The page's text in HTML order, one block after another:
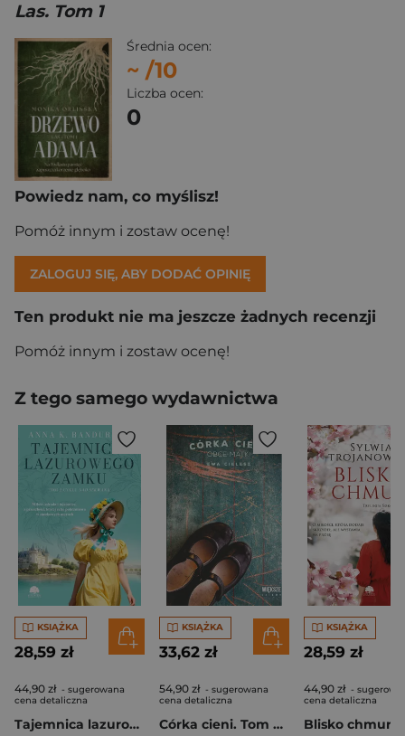
Las. Tom 1
Średnia ocen:
~ /10
Liczba ocen:
0
Powiedz nam, co myślisz!
Pomóż innym i zostaw ocenę!
ZALOGUJ SIĘ, ABY DODAĆ OPINIĘ
Ten produkt nie ma jeszcze żadnych recenzji
Pomóż innym i zostaw ocenę!
Z tego samego wydawnictwa
KSIĄŻKA
28,59 zł
44,90 zł - sugerowana
cena detaliczna
Tajemnica lazurowego zamku. Nad Sekwaną. Tom 2
KSIĄŻKA
33,62 zł
54,90 zł - sugerowana
cena detaliczna
Córka cieni. Tom 2. Obce matki (Duże Litery)
KSIĄŻKA
28,59 zł
44,90 zł -
cena detaliczna